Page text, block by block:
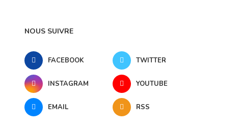
NOUS SUIVRE
FACEBOOK TWITTER
INSTAGRAM YOUTUBE
EMAIL RSS